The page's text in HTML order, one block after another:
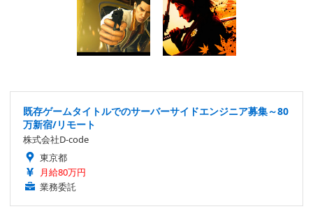
既存ゲームタイトルでのサーバーサイドエンジニア募集～80
万新宿/リモート
株式会社D-code
東京都
月給80万円
業務委託